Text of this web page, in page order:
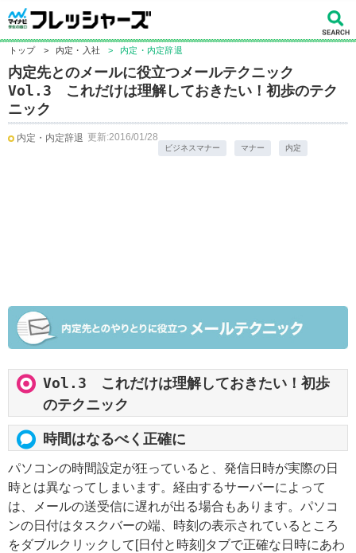
トップ > 内定・入社 > 内定・内定辞退
内定先とのメールに役立つメールテクニック
Vol.3 これだけは理解しておきたい！初歩のテク
ニック
内定・内定辞退 更新:2016/01/28
ビジネスマナー マナー 内定
Vol.3 これだけは理解しておきたい！初歩
のテクニック
時間はなるべく正確に
パソコンの時間設定が狂っていると、発信日時が実際の日
時とは異なってしまいます。経由するサーバーによって
は、メールの送受信に遅れが出る場合もあります。パソコ
ンの日付はタスクバーの端、時刻の表示されているところ
をダブルクリックして[日付と時刻]タブで正確な日時にあわ